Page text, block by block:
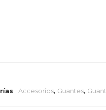
Accesorios, Guantes,